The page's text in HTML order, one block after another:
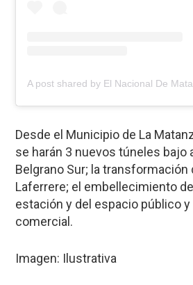
Desde el Municipio de La
se harán 3 nuevos túneles bajo
Belgrano Sur; la transformación
Laferrere; el embellecimiento
estación y del espacio público y
comercial.
Imagen: Ilustrativa